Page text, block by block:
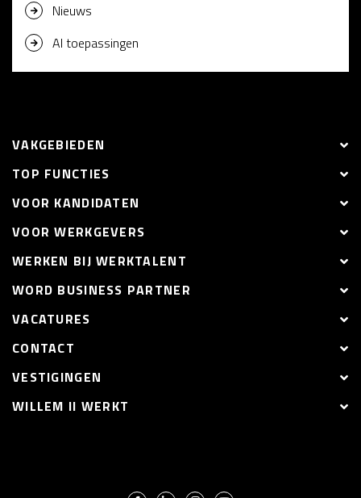
Nieuws
AI toepassingen
VAKGEBIEDEN
TOP FUNCTIES
VOOR KANDIDATEN
VOOR WERKGEVERS
WERKEN BIJ WERKTALENT
WORD BUSINESS PARTNER
VACATURES
CONTACT
VESTIGINGEN
WILLEM II WERKT